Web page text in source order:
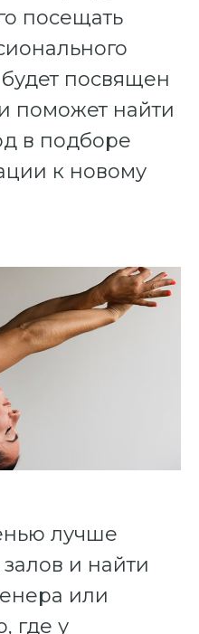
посещать
посвящен
поможет найти
в подборе
к новому
лучше
и найти
или
где у